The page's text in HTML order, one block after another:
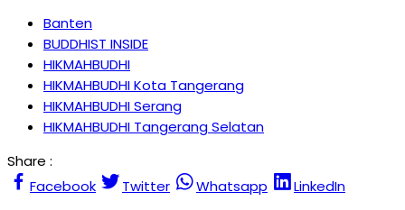
Banten
BUDDHIST INSIDE
HIKMAHBUDHI
HIKMAHBUDHI Kota Tangerang
HIKMAHBUDHI Serang
HIKMAHBUDHI Tangerang Selatan
Share :
Facebook
Twitter Whatsapp
LinkedIn